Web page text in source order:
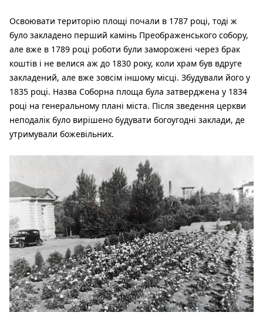
Освоювати територію площі почали в 1787 році, тоді ж
було закладено перший камінь Преображенського собору,
але вже в 1789 році роботи були заморожені через брак
коштів і не велися аж до 1830 року, коли храм був вдруге
закладений, але вже зовсім іншому місці. Збудували його у
1835 році. Назва Соборна площа була затверджена у 1834
році на генеральному плані міста. Після зведення церкви
неподалік було вирішено будувати богоугодні заклади, де
утримували божевільних.